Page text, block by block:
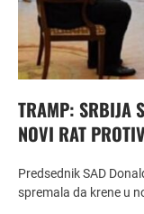
TRAMP: SRBIJA
NOVI RAT
Predsednik SAD
spremala da krene u